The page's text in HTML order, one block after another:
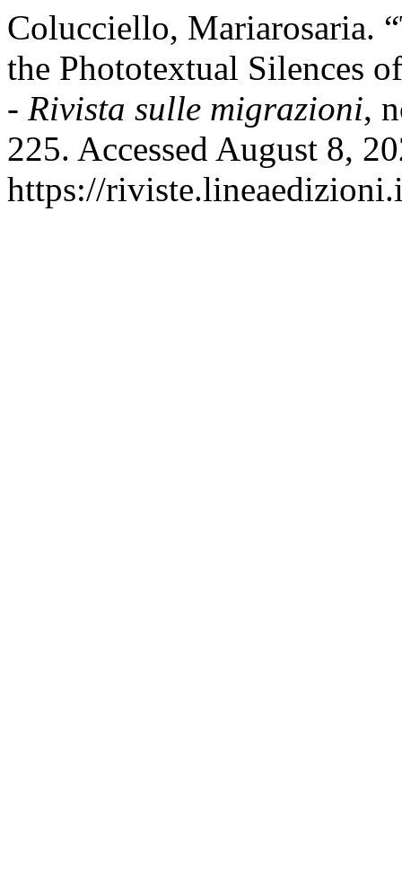
Colucciello, Mariarosaria.
the Phototextual Silences
- Rivista sulle migrazioni,
225. Accessed August 8,
https://